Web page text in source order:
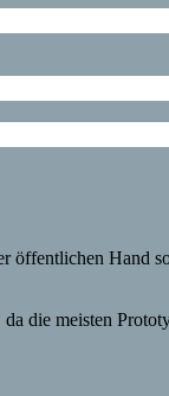
öffentlichen Hand
die meisten